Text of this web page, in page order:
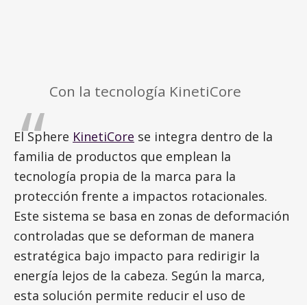
Con la tecnología KinetiCore
El Sphere KinetiCore se integra dentro de la
familia de productos que emplean la
tecnología propia de la marca para la
protección frente a impactos rotacionales.
Este sistema se basa en zonas de deformación
controladas que se deforman de manera
estratégica bajo impacto para redirigir la
energía lejos de la cabeza. Según la marca,
esta solución permite reducir el uso de